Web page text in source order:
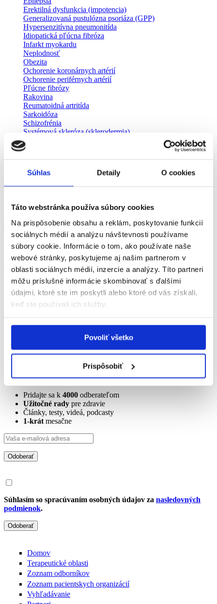
Súhlas Detaily O cookies
Táto webstránka používa súbory cookies
Na prispôsobenie obsahu a reklám, poskytovanie funkcií
sociálnych médií a analýzu návštevnosti používame
súbory cookie. Informácie o tom, ako používate naše
webové stránky, poskytujeme aj našim partnerom v
oblasti sociálnych médií, inzercie a analýzy. Títo partneri
môžu príslušné informácie skombinovať s ďalšími
údajmi, ktoré ste im poskytli alebo ktoré od vás získali,
keď ste používali ich služby.
Povoliť všetko
Prispôsobiť
Erektilná dysfunkcia (impotencia)
Generalizovaná pustulózna psoriáza (GPP)
Hypersenzitívna pneumonitída
Idiopatická pľúcna fibróza
Infarkt myokardu
Neplodnosť
Obezita
Ochorenie koronárnych artérií
Ochorenie periférnych artérií
Pľúcne fibrózy
Rakovina
Reumatoidná artritída
Sarkoidóza
Schizofrénia
Systémová skleróza (sklerodermia)
Vekom podmienená degenerácia makuly
Zápal močových ciest
Články
Testy
Vyhľadávanie
psychiatrické ochorenia
Zdravá duša
Ochorenie
duševné poruchy
Webová stránka
Všetky pacientske organizácie
Prihláste sa na odber newslettera
Pridajte sa k 4000 odberateľom
Užitočné rady pre zdravie
Články, testy, videá, podcasty
1-krát mesačne
Odoberať
Súhlasím so spracúvaním osobných údajov za nasledovných
podmienok.
Odoberať
Domov
Terapeutické oblasti
Zoznam odborníkov
Zoznam pacientskych organizácií
Vyhľadávanie